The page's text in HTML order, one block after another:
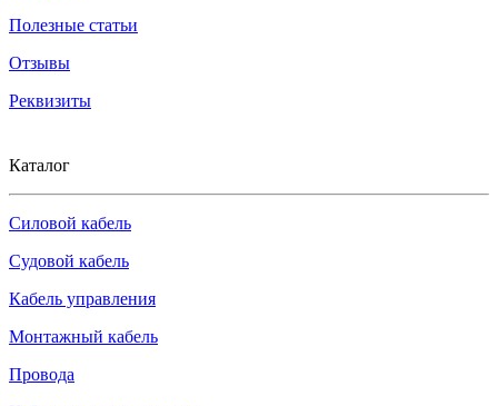
Полезные статьи
Отзывы
Реквизиты
Каталог
Силовой кабель
Судовой кабель
Кабель управления
Монтажный кабель
Провода